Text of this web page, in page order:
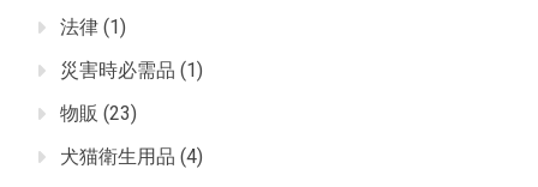
法律 (1)
災害時必需品 (1)
物販 (23)
犬猫衛生用品 (4)